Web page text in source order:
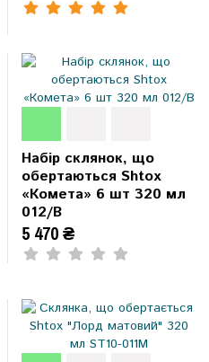
Набір склянок, що
обертаються Shtox
«Комета» 6 шт 320 мл
012/B
5 470 ₴